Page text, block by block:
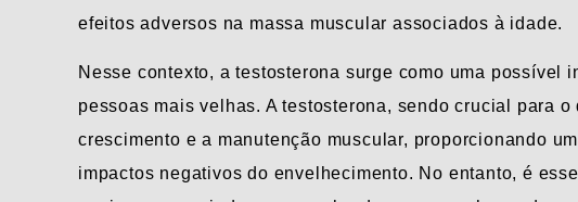
efeitos adversos na massa muscular associados à idade.
Nesse contexto, a testosterona surge como uma possível
pessoas mais velhas. A testosterona, sendo crucial para
crescimento e a manutenção muscular, proporcionando
impactos negativos do envelhecimento. No entanto, é